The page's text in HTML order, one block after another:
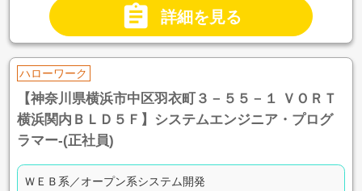
 詳細を見る
ハローワーク
【神奈川県横浜市中区羽衣町３－５５－１ ＶＯＲＴ
横浜関内ＢＬＤ５Ｆ】システムエンジニア・プログ
ラマー-(正社員)
ＷＥＢ系／オープン系システム開発